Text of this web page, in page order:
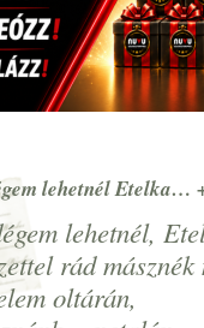
lehetnél Etelka…
lehetnél,
rád másznék
oltárán,